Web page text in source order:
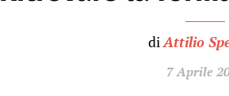
diAttilio
7 Aprile